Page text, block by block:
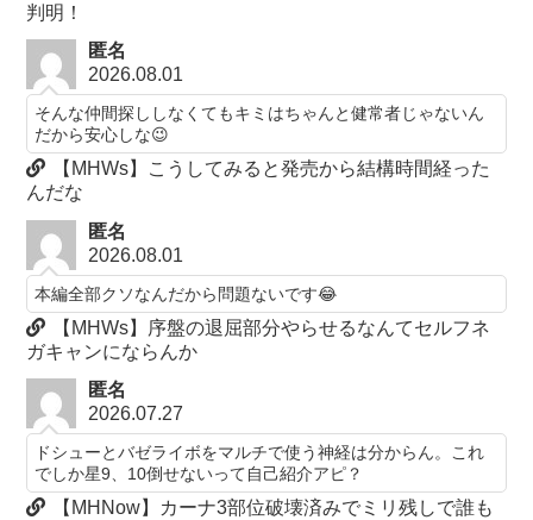
判明！
匿名
2026.08.01
そんな仲間探ししなくてもキミはちゃんと健常者じゃないん
だから安心しな😉
【MHWs】こうしてみると発売から結構時間経った
んだな
匿名
2026.08.01
本編全部クソなんだから問題ないです😂
【MHWs】序盤の退屈部分やらせるなんてセルフネ
ガキャンにならんか
匿名
2026.07.27
ドシューとバゼライボをマルチで使う神経は分からん。これ
でしか星9、10倒せないって自己紹介アピ？
【MHNow】カーナ3部位破壊済みでミリ残しで誰も